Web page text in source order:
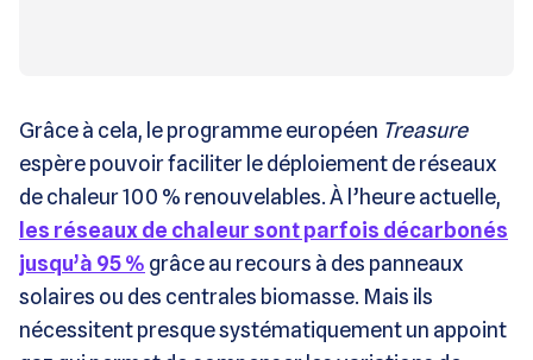
Grâce à cela, le programme européen Treasure
espère pouvoir faciliter le déploiement de réseaux
de chaleur 100 % renouvelables. À l’heure actuelle,
les réseaux de chaleur sont parfois décarbonés
jusqu’à 95 % grâce au recours à des panneaux
solaires ou des centrales biomasse. Mais ils
nécessitent presque systématiquement un appoint